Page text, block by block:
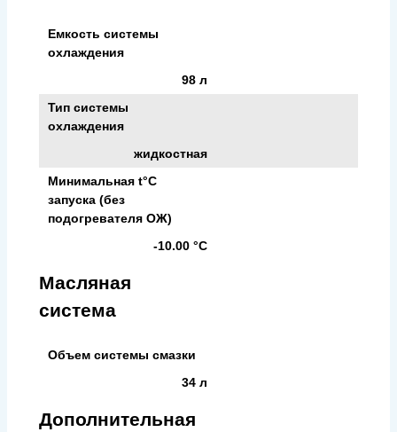
Емкость системы
охлаждения
98 л
Тип системы
охлаждения
жидкостная
Минимальная t°С
запуска (без
подогревателя ОЖ)
-10.00 °С
Масляная
система
Объем системы смазки
34 л
Дополнительная